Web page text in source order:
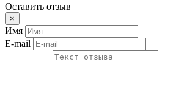
Оставить отзыв
×
Имя
E-mail